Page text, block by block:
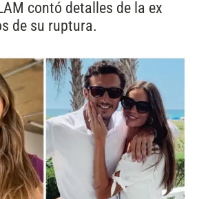
contó detalles de la ex
de su ruptura.